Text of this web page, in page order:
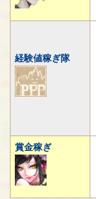
経験値稼ぎ隊
賞金稼ぎ